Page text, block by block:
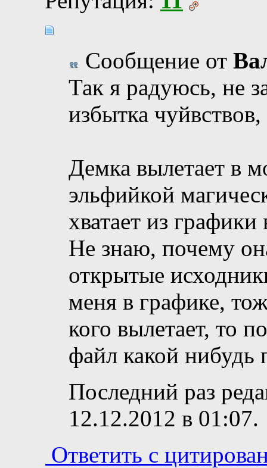
Сообщение от
Так я радуюсь, не
избытка
Демка вылетает в
эльфийкой
хватает из
Не знаю, почему
открытые
меня в графике,
кого вылетает, то
файл какой нибудь
Последний раз
12.12.2012 в 01:07.
Ответить с